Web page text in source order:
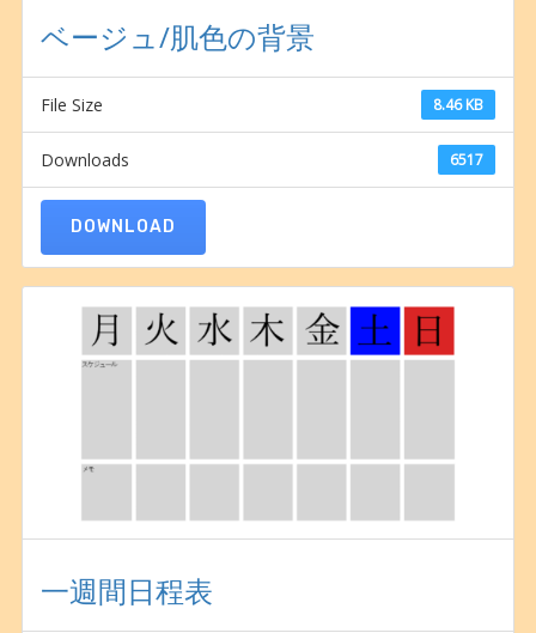
ベージュ/肌色の背景
File Size 8.46 KB
Downloads 6517
DOWNLOAD
一週間日程表